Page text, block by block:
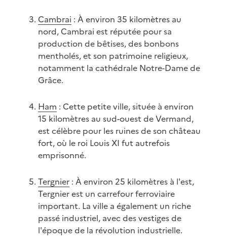
Cambrai : À environ 35 kilomètres au
nord, Cambrai est réputée pour sa
production de bêtises, des bonbons
mentholés, et son patrimoine religieux,
notamment la cathédrale Notre-Dame de
Grâce.
Ham : Cette petite ville, située à environ
15 kilomètres au sud-ouest de Vermand,
est célèbre pour les ruines de son château
fort, où le roi Louis XI fut autrefois
emprisonné.
Tergnier: À environ 25 kilomètres à l'est,
Tergnier est un carrefour ferroviaire
important. La ville a également un riche
passé industriel, avec des vestiges de
l'époque de la révolution industrielle.